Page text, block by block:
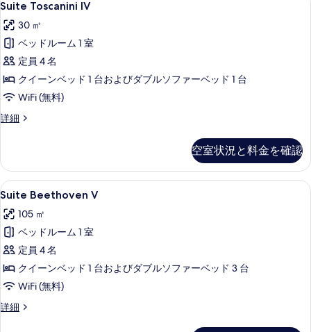
写
真
を
表
示
す
る
)
詳
細
Toscanini
IV
の
す
べ
て
の
を
表
示
す
る
4
Suite Toscanini IV
30 ㎡
ベッドルーム 1 室
定員 4 名
クイーンベッド 1 台およびダブルソファーベッド 1 台
WiFi (無料)
詳細
Suite
詳
細
空室状況と料金を確認
Suite
Beethoven
V
の
す
べ
て
の
Suite Beethoven V | リビング エリ
7
Suite Beethoven V
105 ㎡
ベッドルーム 1 室
定員 4 名
クイーンベッド 1 台およびダブルソファーベッド 3 台
WiFi (無料)
詳細
Suite